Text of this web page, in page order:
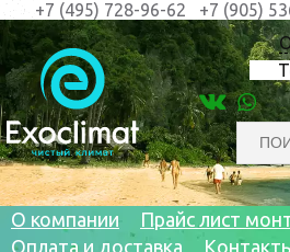
+7 (495) 728-96-62 +7 (905)
О компании
Прайс лист
Оплата и доставка